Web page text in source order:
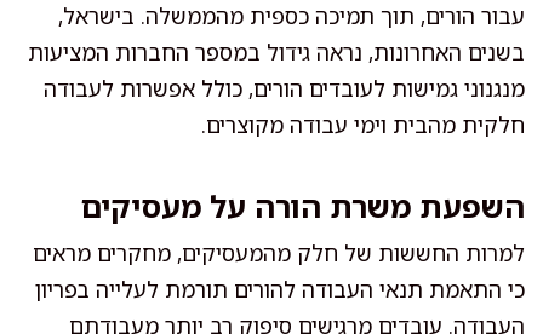
עבור הורים, תוך תמיכה כספית מהממשלה. בישראל,
בשנים האחרונות, נראה גידול במספר החברות המציעות
מנגנוני גמישות לעובדים הורים, כולל אפשרות לעבודה
חלקית מהבית וימי עבודה מקוצרים.
השפעת משרת הורה על מעסיקים
למרות החששות של חלק מהמעסיקים, מחקרים מראים
כי התאמת תנאי העבודה להורים תורמת לעלייה בפריון
העבודה. עובדים מרגישים סיפוק רב יותר מעבודתם